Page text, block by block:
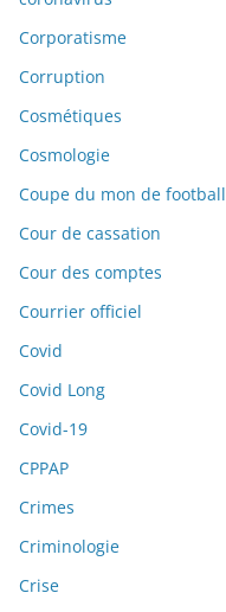
Corporatisme
Corruption
Cosmétiques
Cosmologie
Coupe du mon de football
Cour de cassation
Cour des comptes
Courrier officiel
Covid
Covid Long
Covid-19
CPPAP
Crimes
Criminologie
Crise